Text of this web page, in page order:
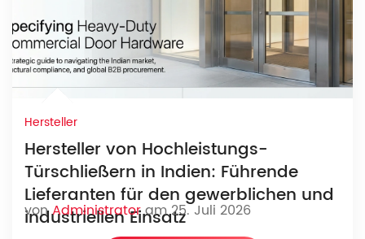
Hersteller
Hersteller von Hochleistungs-
Türschließern in Indien: Führende
Lieferanten für den gewerblichen und
industriellen Einsatz
vonAdministratoram 25. Juli 2026